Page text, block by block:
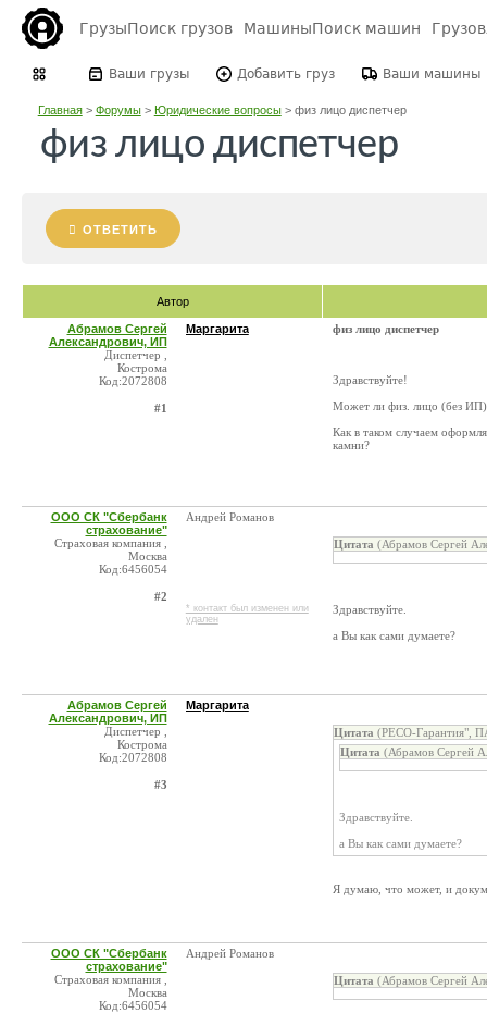
ГрузыПоиск грузов МашиныПоиск машин
Ваши грузы Добавить груз Ваши машины
Главная> Форумы> Юридические вопросы> физ лицо диспетчер
физ лицо диспетчер
ОТВЕТИТЬ
Автор
Абрамов Сергей
Александрович, ИП
Диспетчер ,
Кострома
Код:2072808
#1
Маргарита физ лицо диспетчер
Здравствуйте!
Mожет ли физ. лицо (без ИП)
Как в таком случаем
камни?
ООО СК "Сбербанк
страхование"
Страховая компания ,
Москва
Код:6456054
#2
Андрей Романов
* контакт был изменен или
удален
Цитата (Абрамов Сергей
Здравствуйте.
а Вы как сами думаете?
Абрамов Сергей
Александрович, ИП
Диспетчер ,
Кострома
Код:2072808
#3
Маргарита
Цитата (РЕСО-Гарантия",
Цитата (Абрамов Сергей
Здравствуйте.
а Вы как сами думаете?
Я думаю, что может, и
ООО СК "Сбербанк
страхование"
Страховая компания ,
Москва
Код:6456054
Андрей Романов
Цитата (Абрамов Сергей